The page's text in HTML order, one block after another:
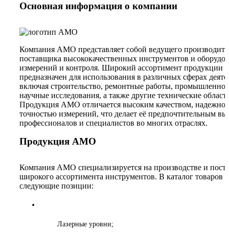
Основная информация о компании
Компания AMO представляет собой ведущего
поставщика высококачественных инструментов и
измерений и контроля. Широкий ассортимент продукции
предназначен для использования в различных сферах
включая строительство, ремонтные работы,
научные исследования, а также другие технические
Продукция AMO отличается высоким качеством,
точностью измерений, что делает её предпочтительным
профессионалов и специалистов во многих отраслях.
Продукция AMO
Компания AMO специализируется на производстве и
широкого ассортимента инструментов. В каталог товаров
следующие позиции:
Лазерные уровни;